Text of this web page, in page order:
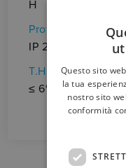
H
Protezione
IP 20
T.H.D.
≤ 6%
Questo sito
la tua
nostro sito
conformità